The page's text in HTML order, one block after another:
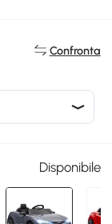
Confronta
Disponibile